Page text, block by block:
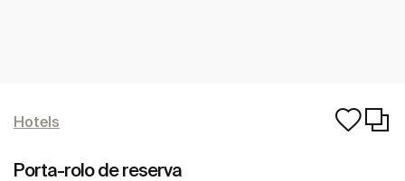
Hotels
Porta-rolo de reserva